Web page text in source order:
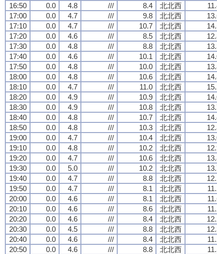
16:50
0.0 4.8 /// 8.4 北北西
17:00
0.0 4.7 /// 9.8 北北西
17:10
0.0 4.7 /// 10.7 北北西
17:20
0.0 4.6 /// 8.5 北北西
17:30
0.0 4.8 /// 8.8 北北西
17:40
0.0 4.6 /// 10.1 北北西
17:50
0.0 4.8 /// 10.0 北北西
18:00
0.0 4.8 /// 10.6 北北西
18:10
0.0 4.7 /// 11.0 北北西
18:20
0.0 4.9 /// 10.9 北北西
18:30
0.0 4.9 /// 10.8 北北西
18:40
0.0 4.8 /// 10.7 北北西
18:50
0.0 4.8 /// 10.3 北北西
19:00
0.0 4.7 /// 10.4 北北西
19:10
0.0 4.8 /// 10.2 北北西
19:20
0.0 4.7 /// 10.6 北北西
19:30
0.0 5.0 /// 10.2 北北西
19:40
0.0 4.7 /// 8.8 北北西
19:50
0.0 4.7 /// 8.1 北北西
20:00
0.0 4.6 /// 8.1 北北西
20:10
0.0 4.6 /// 8.6 北北西
20:20
0.0 4.6 /// 8.4 北北西
20:30
0.0 4.5 /// 8.8 北北西
20:40
0.0 4.6 /// 8.4 北北西
20:50
0.0 4.6 /// 8.8 北北西